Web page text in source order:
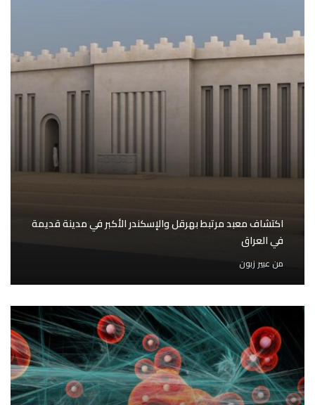
اكتشاف معبد مرتبط بهرقل والإسكندر الأكبر في مدينة قديمة
في العراق
من عبير زبون